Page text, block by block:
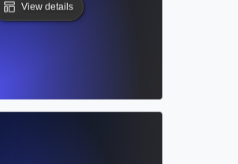
View details